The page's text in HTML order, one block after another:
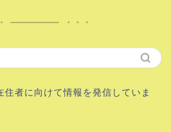
者に向けて情報を発信していま